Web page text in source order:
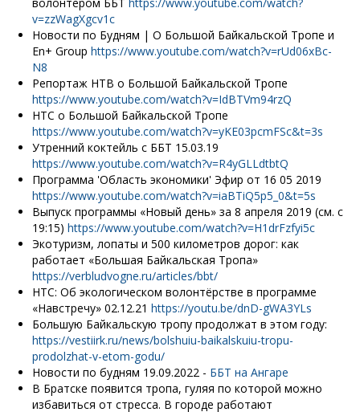
v=zzWagXgcv1c
Новости по Будням | О Большой Байкальской Тропе и
En+ Group https://www.youtube.com/watch?v=rUd06xBc-
N8
Репортаж НТВ о Большой Байкальской Тропе
https://www.youtube.com/watch?v=IdBTVm94rzQ
НТС о Большой Байкальской Тропе
https://www.youtube.com/watch?v=yKE03pcmFSc&t=3s
Утренний коктейль с ББТ 15.03.19
https://www.youtube.com/watch?v=R4yGLLdtbtQ
Программа 'Область экономики' Эфир от 16 05 2019
https://www.youtube.com/watch?v=iaBTiQ5p5_0&t=5s
Выпуск программы «Новый день» за 8 апреля 2019 (см. с
19:15) https://www.youtube.com/watch?v=H1drFzfyi5c
Экотуризм, лопаты и 500 километров дорог: как
работает «Большая Байкальская Тропа»
https://verbludvogne.ru/articles/bbt/
НТС: Об экологическом волонтёрстве в программе
«Навстречу» 02.12.21 https://youtu.be/dnD-gWA3YLs
Большую Байкальскую тропу продолжат в этом году:
https://vestiirk.ru/news/bolshuiu-baikalskuiu-tropu-
prodolzhat-v-etom-godu/
Новости по будням 19.09.2022 - ББТ на Ангаре
В Братске появится тропа, гуляя по которой можно
избавиться от стресса. В городе работают